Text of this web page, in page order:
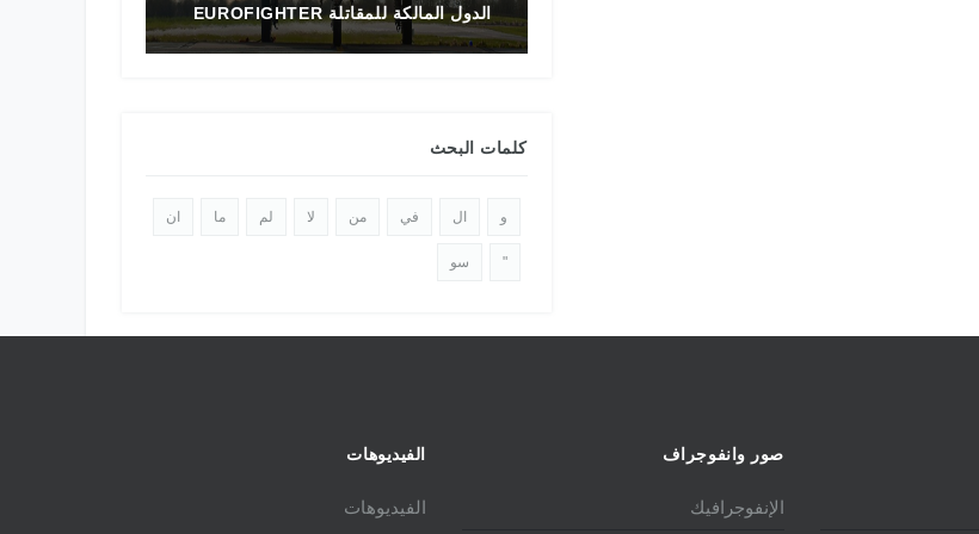
الدول المالكة للمقاتلة EUROFIGHTER
كلمات البحث
و ال في من لا لم ما ان
" سو
صور وانفوجراف
الإنفوجرافيك
الفيديوهات
الفيديوهات